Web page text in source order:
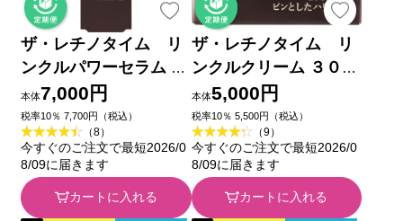
ザ・レチノタイム リ
ンクルパワーセラム ３
０ｇ (医薬部外品)
本体7,000円
税率10％ 7,700円（税込）
（8）
今すぐのご注文で最短2026/0
8/09に届きます
カートに入れる
ザ・レチノタイム リ
ンクルクリーム ３０ｇ
(医薬部外品)
本体5,000円
税率10％ 5,500円（税込）
（9）
今すぐのご注文で最短2026/0
8/09に届きます
カートに入れる